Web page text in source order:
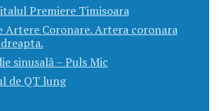
Premiere Timisoara
Artere Coronare. Artera coronara
sinusală – Puls Mic
de QT lung